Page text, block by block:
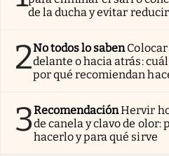
de la ducha y evitar
2No todos lo saben
delante o hacia atrás:
por qué recomiendan
3RecomendaciónHervir
de canela y clavo de olor:
hacerlo y para qué sirve